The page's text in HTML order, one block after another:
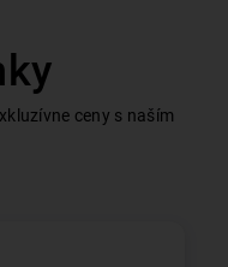
ceny s naším